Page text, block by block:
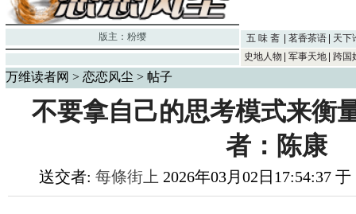
版主： 粉缨 五 味 斋 茗香茶语
天下
史地人物
军事天地 跨国
万维读者网 > 恋恋风尘 > 帖子
不要拿自己的思考模式来衡
者：陈康
送交者: 每條街上 2026年03月02日17:54:37